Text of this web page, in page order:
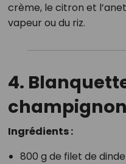
crème, le citron et
vapeur ou du riz.
4.
Ingrédients :
800 g de filet de dinde